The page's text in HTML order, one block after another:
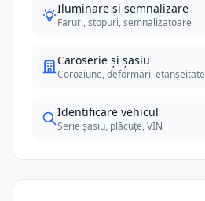
Iluminare și semnalizare
Faruri, stopuri, semnalizatoare
Caroserie și șasiu
Coroziune, deformări, etanșeitate
Identificare vehicul
Serie șasiu, plăcuțe, VIN